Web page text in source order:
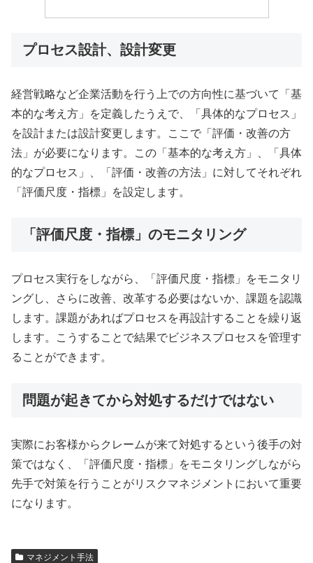
プロセス設計、設計変更
経営戦略など企業活動を行う上での方向性に基づいて「基
本的な考え方」を定義したうえで、「具体的なプロセス」
を設計または設計変更します。ここで「評価・改善の方
法」が必要になります。この「基本的な考え方」、「具体
的なプロセス」、「評価・改善の方法」に対してそれぞれ
「評価尺度・指標」を設定します。
「評価尺度・指標」のモニタリング
プロセス実行をしながら、「評価尺度・指標」をモニタリ
ングし、さらに改善、改革する必要はないか、課題を認識
します。課題があればプロセスを再設計することを繰り返
します。こうすることで結果でビジネスプロセスを管理す
ることができます。
問題が起きてから対処するだけではない
実際にお客様からクレームが来て対処するという後手の対
策ではなく、「評価尺度・指標」をモニタリングしながら
先手で対策を行うことがリスクマネジメントにおいて重要
になります。
マネジメント手法